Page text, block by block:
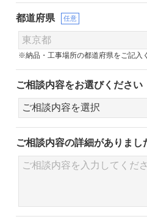
都道府県 任意
※納品・工事場所の都道府県をご記入
ご相談内容をお選びください
ご相談内容の詳細がありまし